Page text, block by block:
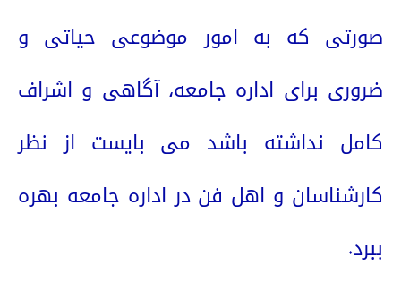
صورتی که به امور موضوعی حیاتی و
ضروری برای اداره جامعه، آگاهی و اشراف
کامل نداشته باشد می بایست از نظر
کارشناسان و اهل فن در اداره جامعه بهره
ببرد.